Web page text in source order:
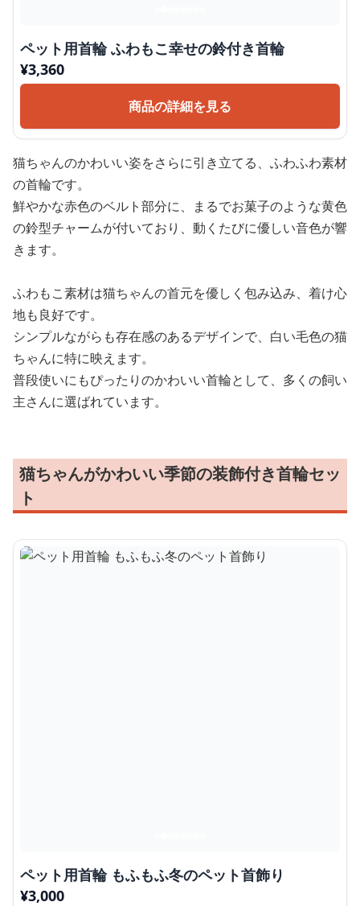
ペット用首輪 ふわもこ幸せの鈴付き首輪
¥3,360
商品の詳細を見る
猫ちゃんのかわいい姿をさらに引き立てる、ふわふわ素材
の首輪です。
鮮やかな赤色のベルト部分に、まるでお菓子のような黄色
の鈴型チャームが付いており、動くたびに優しい音色が響
きます。
ふわもこ素材は猫ちゃんの首元を優しく包み込み、着け心
地も良好です。
シンプルながらも存在感のあるデザインで、白い毛色の猫
ちゃんに特に映えます。
普段使いにもぴったりのかわいい首輪として、多くの飼い
主さんに選ばれています。
猫ちゃんがかわいい季節の装飾付き首輪セッ
ト
ペット用首輪 もふもふ冬のペット首飾り
¥3,000